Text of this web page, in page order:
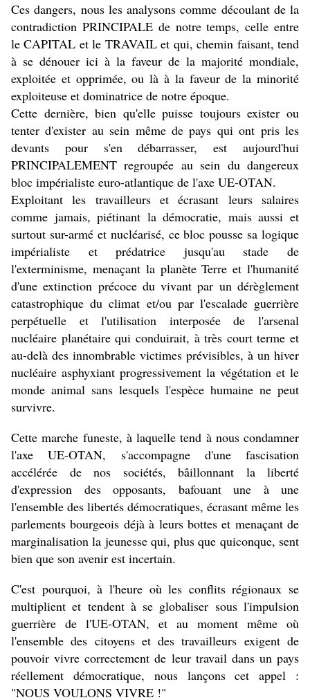
Ces dangers, nous les analysons comme découlant de la
contradiction PRINCIPALE de notre temps, celle entre
le CAPITAL et le TRAVAIL et qui, chemin faisant, tend
à se dénouer ici à la faveur de la majorité mondiale,
exploitée et opprimée, ou là à la faveur de la minorité
exploiteuse et dominatrice de notre époque.
Cette dernière, bien qu'elle puisse toujours exister ou
tenter d'exister au sein même de pays qui ont pris les
devants pour s'en débarrasser, est aujourd'hui
PRINCIPALEMENT regroupée au sein du dangereux
bloc impérialiste euro-atlantique de l'axe UE-OTAN.
Exploitant les travailleurs et écrasant leurs salaires
comme jamais, piétinant la démocratie, mais aussi et
surtout sur-armé et nucléarisé, ce bloc pousse sa logique
impérialiste et prédatrice jusqu'au stade de
l'exterminisme, menaçant la planète Terre et l'humanité
d'une extinction précoce du vivant par un dérèglement
catastrophique du climat et/ou par l'escalade guerrière
perpétuelle et l'utilisation interposée de l'arsenal
nucléaire planétaire qui conduirait, à très court terme et
au-delà des innombrable victimes prévisibles, à un hiver
nucléaire asphyxiant progressivement la végétation et le
monde animal sans lesquels l'espèce humaine ne peut
survivre.
Cette marche funeste, à laquelle tend à nous condamner
l'axe UE-OTAN, s'accompagne d'une fascisation
accélérée de nos sociétés, bâillonnant la liberté
d'expression des opposants, bafouant une à une
l'ensemble des libertés démocratiques, écrasant même les
parlements bourgeois déjà à leurs bottes et menaçant de
marginalisation la jeunesse qui, plus que quiconque, sent
bien que son avenir est incertain.
C'est pourquoi, à l'heure où les conflits régionaux se
multiplient et tendent à se globaliser sous l'impulsion
guerrière de l'UE-OTAN, et au moment même où
l'ensemble des citoyens et des travailleurs exigent de
pouvoir vivre correctement de leur travail dans un pays
réellement démocratique, nous lançons cet appel :
"NOUS VOULONS VIVRE !"